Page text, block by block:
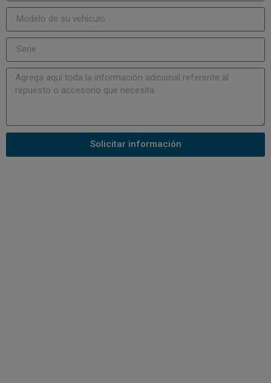
Solicitar información